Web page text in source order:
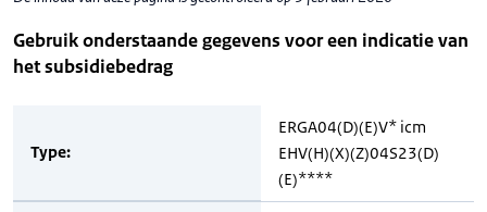
Gebruik onderstaande gegevens voor een indicatie van
het subsidiebedrag
Type:
ERGA04(D)(E)V* icm
EHV(H)(X)(Z)04S23(D)
(E)****